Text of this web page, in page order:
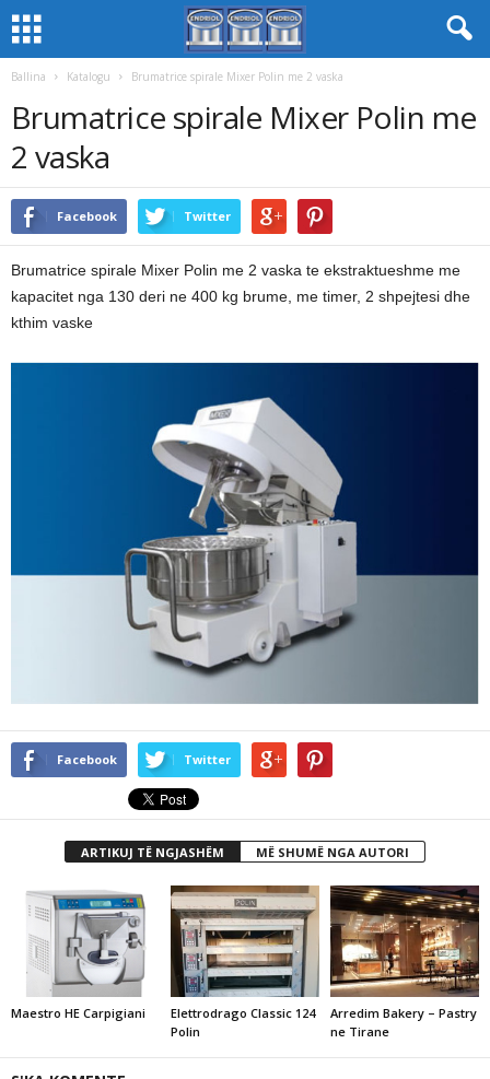
Ballina Katalogu Brumatrice spirale Mixer Polin me 2 vaska
Brumatrice spirale Mixer Polin me
2 vaska
Facebook Twitter
Brumatrice spirale Mixer Polin me 2 vaska te ekstraktueshme me
kapacitet nga 130 deri ne 400 kg brume, me timer, 2 shpejtesi dhe
kthim vaske
Facebook Twitter
ARTIKUJ TË NGJASHËM MË SHUMË NGA AUTORI
Maestro HE Carpigiani
Elettrodrago Classic 124
Polin
Arredim Bakery – Pastry
ne Tirane